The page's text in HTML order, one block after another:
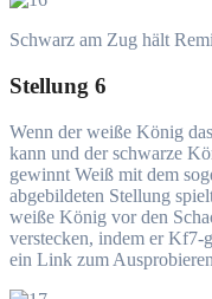
Schwarz am Zug hält
Stellung 6
Wenn der weiße König
kann und der schwarze
gewinnt Weiß mit dem
abgebildeten Stellung
weiße König vor den
verstecken, indem er
ein Link zum